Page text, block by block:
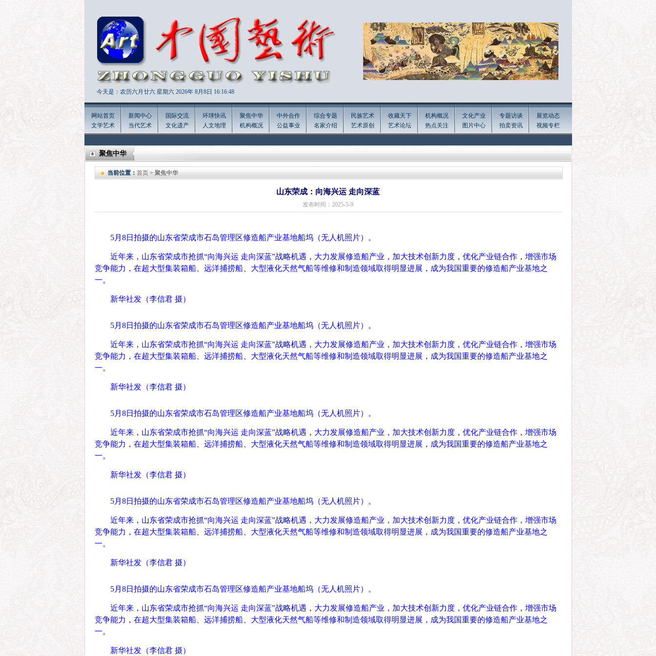
今天是：农历六月廿六 星期六 2026年 8月8日 16:16:48
网站首页
文学艺术
新闻中心
当代艺术
国际交流
文化遗产
环球快讯
人文地理
聚焦中华
机构概况
中外合作
公益事业
综合专题
名家介绍
民族艺术
艺术原创
收藏天下
艺术论坛
机构概况
热点关注
文化产业
图片中心
专题访谈
拍卖资讯
展览动态
视频专栏
聚焦中华
当前位置： 首页> 聚焦中华
山东荣成：向海兴运 走向深蓝
发布时间：2025-5-9
5月8日拍摄的山东省荣成市石岛管理区修造船产业基地船坞（无人机照片）。
近年来，山东省荣成市抢抓“向海兴运 走向深蓝”战略机遇，大力发展修造船产业，加大技术创新力度，优化产业链合作，增强市场
竞争能力，在超大型集装箱船、远洋捕捞船、大型液化天然气船等维修和制造领域取得明显进展，成为我国重要的修造船产业基地之
一。
新华社发（李信君 摄）
5月8日拍摄的山东省荣成市石岛管理区修造船产业基地船坞（无人机照片）。
近年来，山东省荣成市抢抓“向海兴运 走向深蓝”战略机遇，大力发展修造船产业，加大技术创新力度，优化产业链合作，增强市场
竞争能力，在超大型集装箱船、远洋捕捞船、大型液化天然气船等维修和制造领域取得明显进展，成为我国重要的修造船产业基地之
一。
新华社发（李信君 摄）
5月8日拍摄的山东省荣成市石岛管理区修造船产业基地船坞（无人机照片）。
近年来，山东省荣成市抢抓“向海兴运 走向深蓝”战略机遇，大力发展修造船产业，加大技术创新力度，优化产业链合作，增强市场
竞争能力，在超大型集装箱船、远洋捕捞船、大型液化天然气船等维修和制造领域取得明显进展，成为我国重要的修造船产业基地之
一。
新华社发（李信君 摄）
5月8日拍摄的山东省荣成市石岛管理区修造船产业基地船坞（无人机照片）。
近年来，山东省荣成市抢抓“向海兴运 走向深蓝”战略机遇，大力发展修造船产业，加大技术创新力度，优化产业链合作，增强市场
竞争能力，在超大型集装箱船、远洋捕捞船、大型液化天然气船等维修和制造领域取得明显进展，成为我国重要的修造船产业基地之
一。
新华社发（李信君 摄）
5月8日拍摄的山东省荣成市石岛管理区修造船产业基地船坞（无人机照片）。
近年来，山东省荣成市抢抓“向海兴运 走向深蓝”战略机遇，大力发展修造船产业，加大技术创新力度，优化产业链合作，增强市场
竞争能力，在超大型集装箱船、远洋捕捞船、大型液化天然气船等维修和制造领域取得明显进展，成为我国重要的修造船产业基地之
一。
新华社发（李信君 摄）